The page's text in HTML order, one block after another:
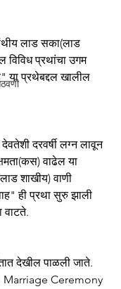
लाड सका(लाड
विविध प्रथांचा उगम
या प्रथेबद्दल खालील
दरवर्षी लग्न लावून
वाढेल या
शाखीय) वाणी
ही प्रथा सुरु झाली
वाटते.
देखील पाळली जाते.
Marriage Ceremony